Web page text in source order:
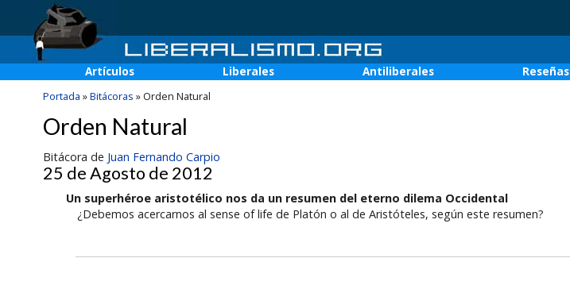
Artículos Liberales Antiliberales Reseñas
Portada »Bitácoras »Orden Natural
Orden Natural
Bitácora de Juan Fernando Carpio
25 de Agosto de 2012
Un superhéroe aristotélico nos da un resumen del eterno dilema Occidental
¿Debemos acercarnos al sense of life de Platón o al de Aristóteles, según este resumen?